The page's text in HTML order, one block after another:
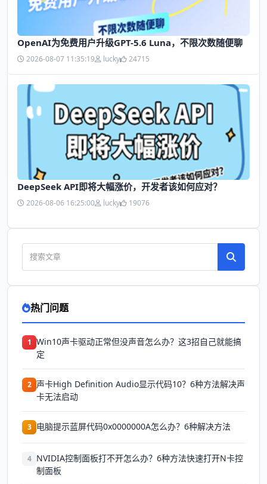
OpenAI为免费用户升级GPT-5.6 Luna，不限次数随便聊
2026-08-07 11:35:19 lucky 24715
DeepSeek API即将大幅涨价，开发者该如何应对？
2026-08-06 16:25:00 lucky 19076
热门问题
1 Win10声卡驱动正常但没声音怎么办？这3招自己就能搞
定
2 声卡High Definition Audio显示代码10？6种方法解决声
卡无法启动
3 电脑提示蓝屏代码0x0000000A怎么办？6种解决方法
4 NVIDIA控制面板打不开怎么办？6种方法快速打开N卡控
制面板